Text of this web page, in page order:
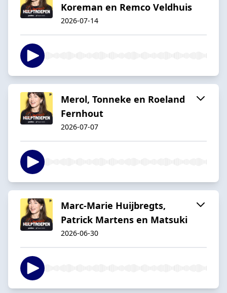
Koreman en Remco Veldhuis
2026-07-14
Merol, Tonneke en Roeland
Fernhout
2026-07-07
Marc-Marie Huijbregts,
Patrick Martens en Matsuki
2026-06-30